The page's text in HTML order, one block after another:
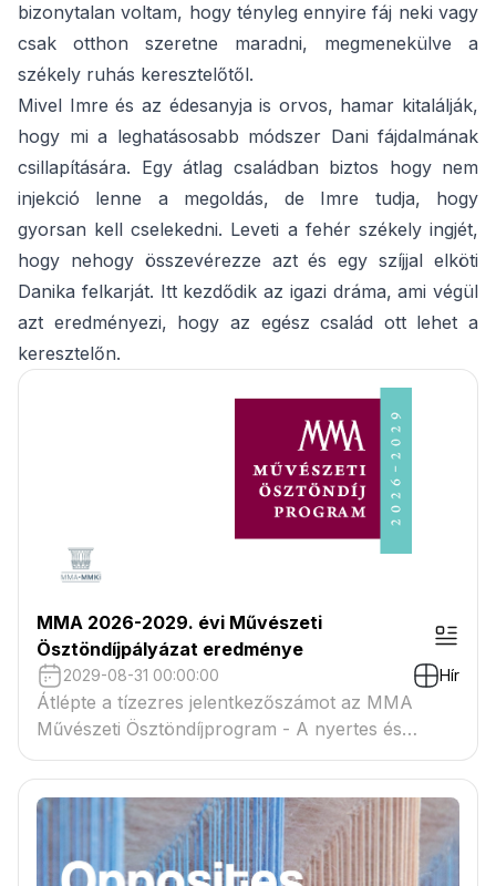
bizonytalan voltam, hogy tényleg ennyire fáj neki vagy
csak otthon szeretne maradni, megmenekülve a
székely ruhás keresztelőtől.
Mivel Imre és az édesanyja is orvos, hamar kitalálják,
hogy mi a leghatásosabb módszer Dani fájdalmának
csillapítására. Egy átlag családban biztos hogy nem
injekció lenne a megoldás, de Imre tudja, hogy
gyorsan kell cselekedni. Leveti a fehér székely ingjét,
hogy nehogy összevérezze azt és egy szíjjal elköti
Danika felkarját. Itt kezdődik az igazi dráma, ami végül
azt eredményezi, hogy az egész család ott lehet a
keresztelőn.
MMA 2026-2029. évi Művészeti
Ösztöndíjpályázat eredménye
2029-08-31 00:00:00 Hír
Átlépte a tízezres jelentkezőszámot az MMA
Művészeti Ösztöndíjprogram - A nyertes és
tartaléklistás pályázók névsora megtekinthető a
csatolmányban